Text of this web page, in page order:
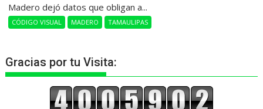
Madero dejó datos que obligan a...
CÓDIGO VISUAL MADERO TAMAULIPAS
Gracias por tu Visita: